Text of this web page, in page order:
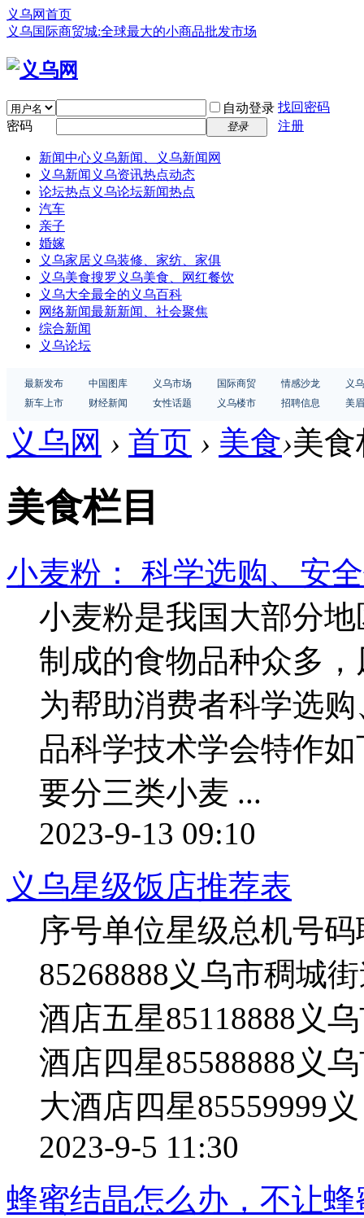
义乌网首页
义乌国际商贸城:全球最大的小商品批发市场
自动登录 找回密码
密码
登录 注册
新闻中心义乌新闻、义乌新闻网
义乌新闻 义乌资讯热点动态
论坛热点 义乌论坛新闻热点
汽车
亲子
婚嫁
义乌家居义乌装修、家纺、家俱
义乌美食搜罗义乌美食、网红餐饮
义乌大全最全的义乌百科
网络新闻最新新闻、社会聚焦
综合新闻
义乌论坛
最新发布 中国图库 义乌市场 国际商贸 情感沙龙
义
新车上市
财经新闻 女性话题 义乌楼市 招聘信息 美
义乌网 › 首页 › 美食›美
美食栏目
小麦粉： 科学选购、安
小麦粉是我国大部分
制成的食物品种众多
为帮助消费者科学选
品科学技术学会特作
要分三类小麦 ...
2023-9-13 09:10
义乌星级饭店推荐表
序号单位星级总机号
85268888义乌市稠城
酒店五星85118888义
酒店四星85588888义
大酒店四星85559999
2023-9-5 11:30
蜂蜜结晶怎么办，不让